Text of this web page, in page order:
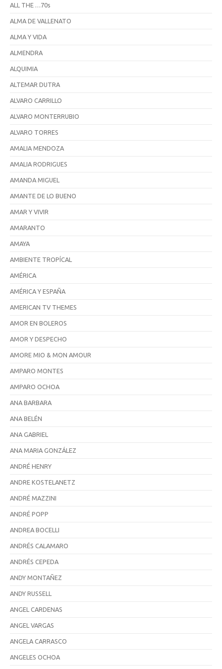
ALL THE …70s
ALMA DE VALLENATO
ALMA Y VIDA
ALMENDRA
ALQUIMIA
ALTEMAR DUTRA
ALVARO CARRILLO
ALVARO MONTERRUBIO
ALVARO TORRES
AMALIA MENDOZA
AMALIA RODRIGUES
AMANDA MIGUEL
AMANTE DE LO BUENO
AMAR Y VIVIR
AMARANTO
AMAYA
AMBIENTE TROPÍCAL
AMÉRICA
AMÉRICA Y ESPAÑA
AMERICAN TV THEMES
AMOR EN BOLEROS
AMOR Y DESPECHO
AMORE MIO & MON AMOUR
AMPARO MONTES
AMPARO OCHOA
ANA BARBARA
ANA BELÉN
ANA GABRIEL
ANA MARIA GONZÁLEZ
ANDRÉ HENRY
ANDRE KOSTELANETZ
ANDRÉ MAZZINI
ANDRÉ POPP
ANDREA BOCELLI
ANDRÉS CALAMARO
ANDRÉS CEPEDA
ANDY MONTAÑEZ
ANDY RUSSELL
ANGEL CARDENAS
ANGEL VARGAS
ANGELA CARRASCO
ANGELES OCHOA